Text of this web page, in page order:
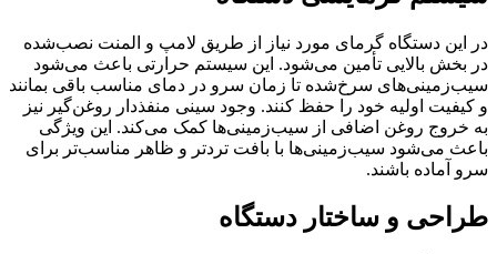
در این دستگاه گرمای مورد نیاز از طریق لامپ و المنت نصب‌شده
در بخش بالایی تأمین می‌شود. این سیستم حرارتی باعث می‌شود
سیب‌زمینی‌های سرخ‌شده تا زمان سرو در دمای مناسب باقی بمانند
و کیفیت اولیه خود را حفظ کنند. وجود سینی منفذدار روغن‌گیر نیز
به خروج روغن اضافی از سیب‌زمینی‌ها کمک می‌کند. این ویژگی
باعث می‌شود سیب‌زمینی‌ها با بافت تردتر و ظاهر مناسب‌تر برای
سرو آماده باشند.
طراحی و ساختار دستگاه